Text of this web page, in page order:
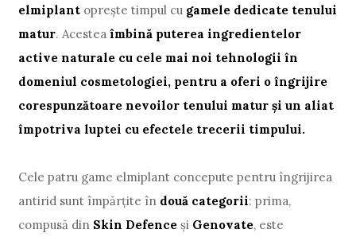
elmiplant opreşte timpul cu gamele dedicate tenului
matur. Acestea îmbină puterea ingredientelor
active naturale cu cele mai noi tehnologii în
domeniul cosmetologiei, pentru a oferi o îngrijire
corespunzătoare nevoilor tenului matur şi un aliat
împotriva luptei cu efectele trecerii timpului.
Cele patru game elmiplant concepute pentru îngrijirea
antirid sunt împărţite în două categorii: prima,
compusă din Skin Defence şi Genovate, este